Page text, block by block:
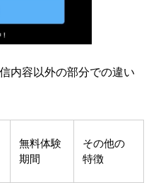
内容以外の部分での違い
無料体験
期間
その他の
特徴